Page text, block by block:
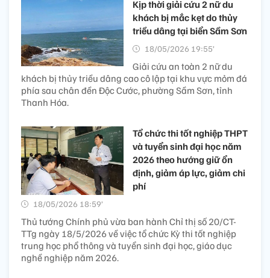
Kịp thời giải cứu 2 nữ du
khách bị mắc kẹt do thủy
triều dâng tại biển Sầm Sơn
18/05/2026 19:55’
Giải cứu an toàn 2 nữ du
khách bị thủy triều dâng cao cô lập tại khu vực mỏm đá
phía sau chân đền Độc Cước, phường Sầm Sơn, tỉnh
Thanh Hóa.
Tổ chức thi tốt nghiệp THPT
và tuyển sinh đại học năm
2026 theo hướng giữ ổn
định, giảm áp lực, giảm chi
phí
18/05/2026 18:59’
Thủ tướng Chính phủ vừa ban hành Chỉ thị số 20/CT-
TTg ngày 18/5/2026 về việc tổ chức Kỳ thi tốt nghiệp
trung học phổ thông và tuyển sinh đại học, giáo dục
nghề nghiệp năm 2026.